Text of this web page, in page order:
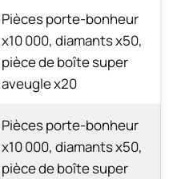
Pièces porte-bonheur
x10 000, diamants x50,
pièce de boîte super
aveugle x20
Pièces porte-bonheur
x10 000, diamants x50,
pièce de boîte super